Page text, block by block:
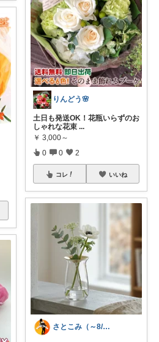
りんどう🌸
土日も発送OK！花瓶いらずのお
しゃれな花束 ...
￥ 3,000～
0 0 2
コレ いいね
さとこみ（～8/4 感謝🙏）